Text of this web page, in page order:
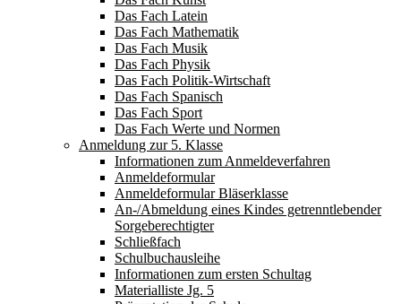
Das Fach Latein
Das Fach Mathematik
Das Fach Musik
Das Fach Physik
Das Fach Politik-Wirtschaft
Das Fach Spanisch
Das Fach Sport
Das Fach Werte und Normen
Anmeldung zur 5. Klasse
Informationen zum Anmeldeverfahren
Anmeldeformular
Anmeldeformular Bläserklasse
An-/Abmeldung eines Kindes getrenntlebender
Sorgeberechtigter
Schließfach
Schulbuchausleihe
Informationen zum ersten Schultag
Materialliste Jg. 5